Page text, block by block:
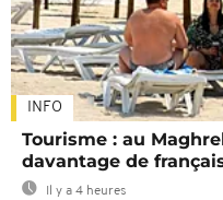
INFO
Tourisme : au
davantage de
Il y a 4 heures